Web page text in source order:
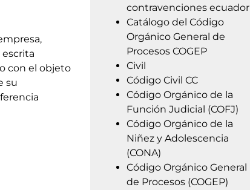
con el objeto
su
contravenciones ecuador
Catálogo del Código
Orgánico General de
Procesos COGEP
Civil
Código Civil CC
Código Orgánico de la
Función Judicial (COFJ)
Código Orgánico de la
Niñez y Adolescencia
(CONA)
Código Orgánico General
de Procesos (COGEP)